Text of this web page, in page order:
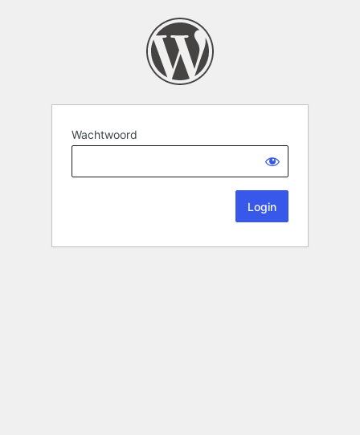
Wachtwoord